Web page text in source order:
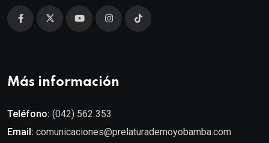
Más información
Teléfono: (042) 562 353
Email: comunicaciones@prelaturademoyobamba.com